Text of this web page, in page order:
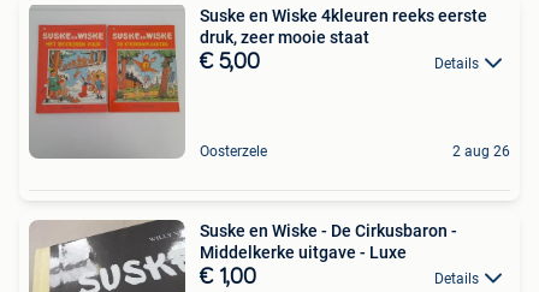
Suske en Wiske 4kleuren reeks eerste
druk, zeer mooie staat
€ 5,00 Details
Oosterzele 2 aug 26
Suske en Wiske - De Cirkusbaron -
Middelkerke uitgave - Luxe
€ 1,00 Details